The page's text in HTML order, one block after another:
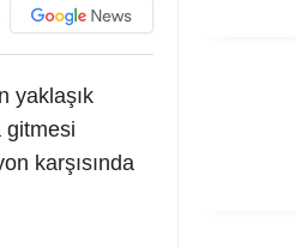
yaklaşık
gitmesi
karşısında